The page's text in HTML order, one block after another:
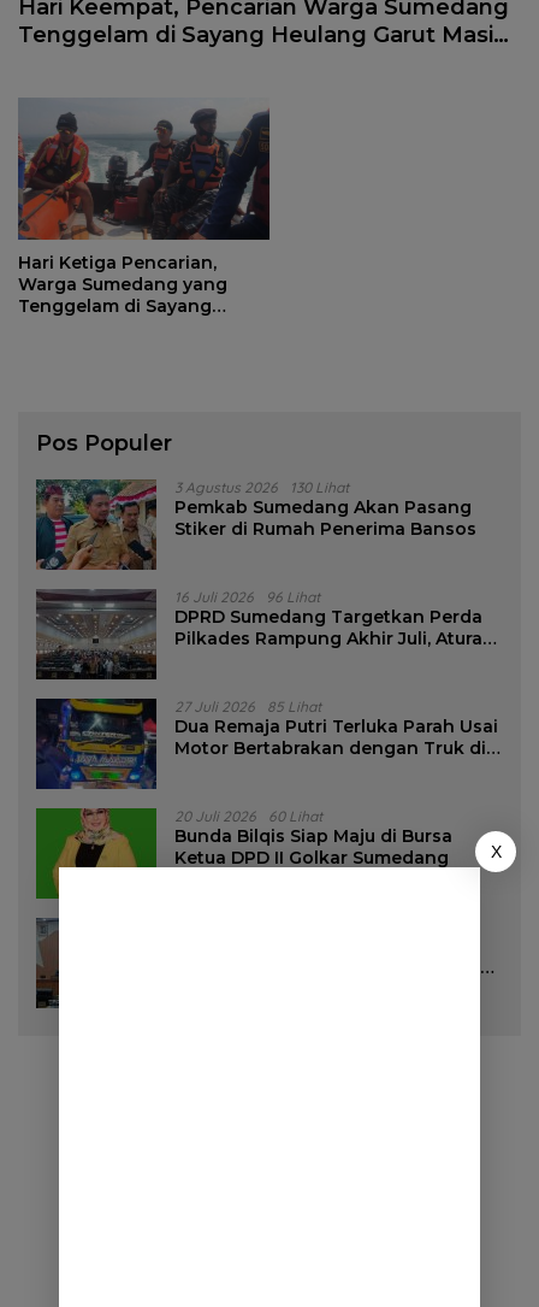
Hari Keempat, Pencarian Warga Sumedang
Tenggelam di Sayang Heulang Garut Masih
Hari Ketiga Pencarian,
Warga Sumedang yang
Tenggelam di Sayang
Pos Populer
3 Agustus 2026 130 Lihat
Pemkab Sumedang Akan Pasang
Stiker di Rumah Penerima Bansos
16 Juli 2026 96 Lihat
DPRD Sumedang Targetkan Perda
Pilkades Rampung Akhir Juli, Aturan
27 Juli 2026 85 Lihat
Dua Remaja Putri Terluka Parah Usai
Motor Bertabrakan dengan Truk di
20 Juli 2026 60 Lihat
Bunda Bilqis Siap Maju di Bursa
Ketua DPD II Golkar Sumedang
Pemilihan Kepala Desa Tahun 2026
X